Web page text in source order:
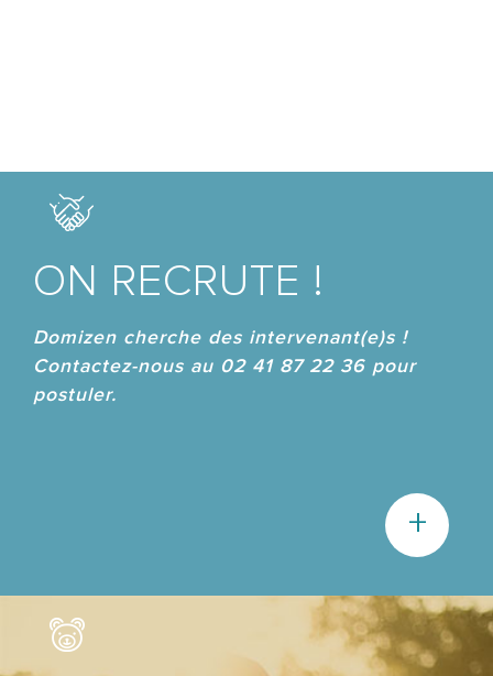
ON RECRUTE !
Domizen cherche des intervenant(e)s !
Contactez-nous au 02 41 87 22 36 pour
postuler.
+